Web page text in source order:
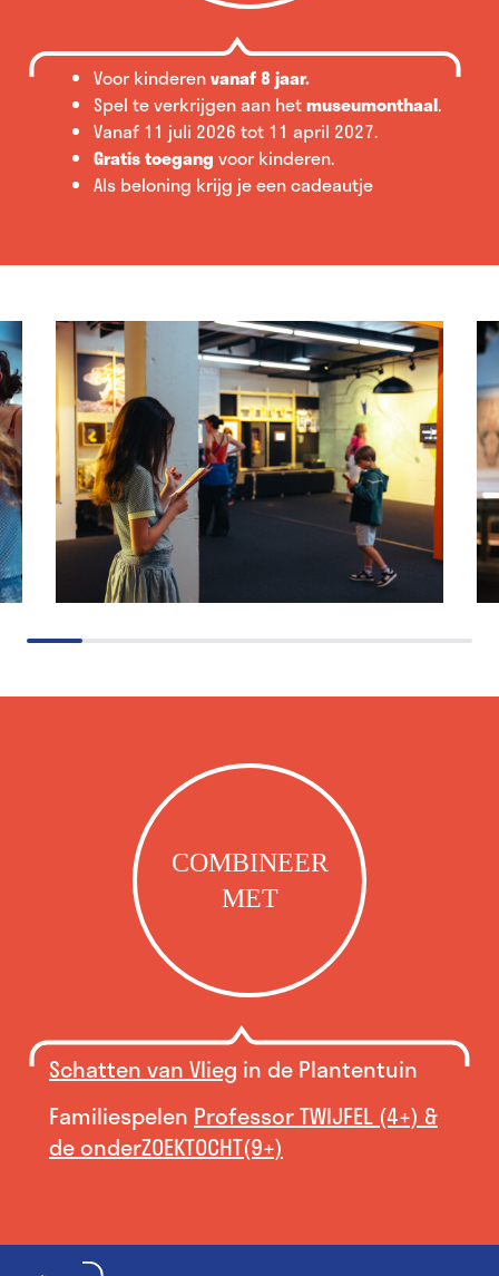
Voor kinderenvanaf 8 jaar.
Spel te verkrijgen aan hetmuseumonthaal.
Vanaf 11 juli 2026 tot 11 april 2027.
Gratis toegang voor kinderen.
Als beloning krijg je een cadeautje
COMBINEER
MET
Schatten van Vlieg in de Plantentuin
Familiespelen Professor TWIJFEL (4+) &
de onderZOEKTOCHT(9+)